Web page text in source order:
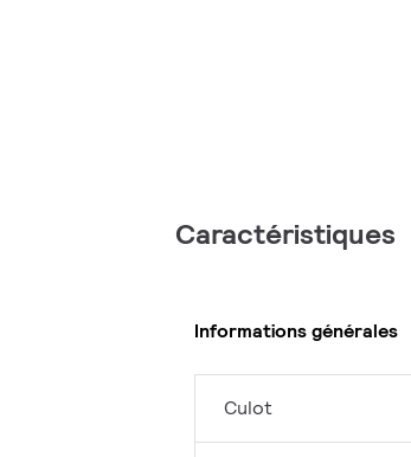
Caractéristiques
Informations générales
Culot